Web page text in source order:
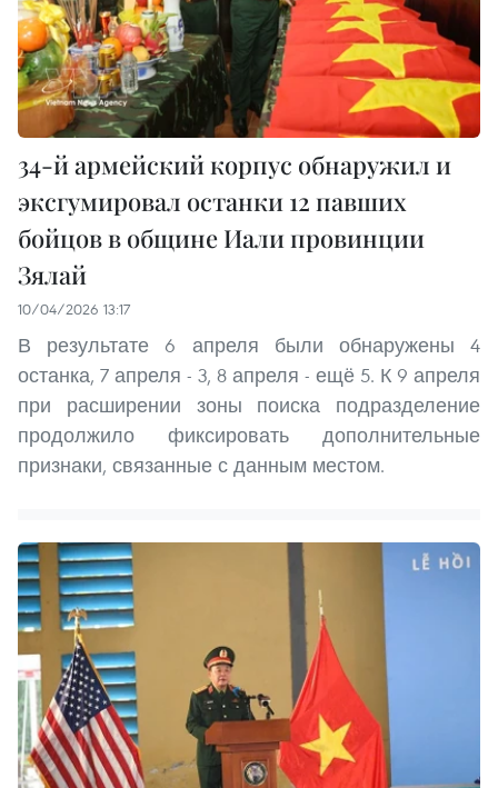
34-й армейский корпус обнаружил и
эксгумировал останки 12 павших
бойцов в общине Иали провинции
Зялай
10/04/2026 13:17
В результате 6 апреля были обнаружены 4
останка, 7 апреля - 3, 8 апреля - ещё 5. К 9 апреля
при расширении зоны поиска подразделение
продолжило фиксировать дополнительные
признаки, связанные с данным местом.